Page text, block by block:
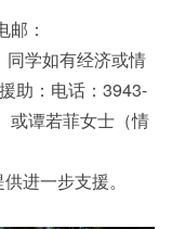
：
同学如有经济或情
助：电话：3943-
或谭若菲女士（情
进一步支援。